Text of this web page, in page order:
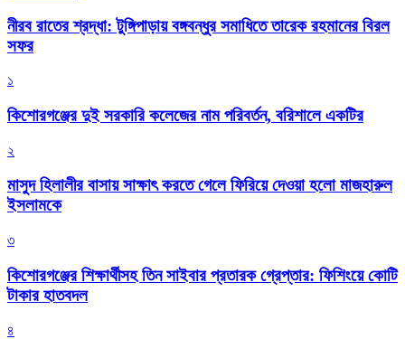
নীরব রাতের শ্রদ্ধা: টুঙ্গিপাড়ায় বঙ্গবন্ধুর সমাধিতে তারেক রহমানের বিরল
সফর
১
কিশোরগঞ্জের দুই সরকারি কলেজের নাম পরিবর্তন, বরিশালে একটির
২
মাসুদ হিলালীর বাসায় সাক্ষাৎ করতে গেলে ফিরিয়ে দেওয়া হলো মাজহারুল
ইসলামকে
৩
কিশোরগঞ্জের শিক্ষার্থীসহ তিন সাইবার প্রতারক গ্রেপ্তার: ফিশিংয়ে কোটি
টাকার হাতবদল
৪